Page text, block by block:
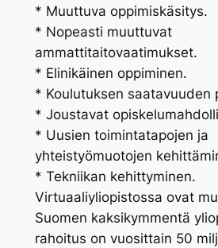
* Muuttuva oppimiskäsitys.
* Nopeasti muuttuvat
ammattitaitovaatimukset.
* Elinikäinen oppiminen.
* Koulutuksen saatavuuden
* Joustavat
* Uusien toimintatapojen ja
yhteistyömuotojen
* Tekniikan kehittyminen.
Virtuaaliyliopistossa ovat
Suomen kaksikymmentä
rahoitus on vuosittain 50